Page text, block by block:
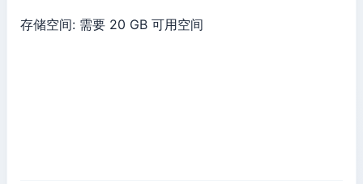
存储空间: 需要 20 GB 可用空间